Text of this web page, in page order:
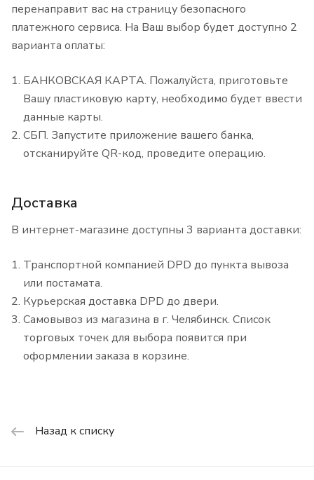
перенаправит вас на страницу безопасного
платежного сервиса. На Ваш выбор будет доступно 2
варианта оплаты:
БАНКОВСКАЯ КАРТА. Пожалуйста, приготовьте
Вашу пластиковую карту, необходимо будет ввести
данные карты.
СБП. Запустите приложение вашего банка,
отсканируйте QR-код, проведите операцию.
Доставка
В интернет-магазине доступны 3 варианта доставки:
Транспортной компанией DPD до пункта вывоза
или постамата.
Курьерская доставка DPD до двери.
Самовывоз из магазина в г. Челябинск. Список
торговых точек для выбора появится при
оформлении заказа в корзине.
Назад к списку